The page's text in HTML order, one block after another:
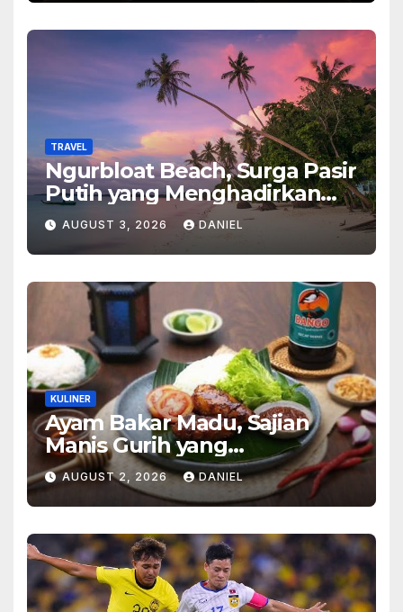
TRAVEL
Ngurbloat Beach, Surga Pasir
Putih yang Menghadirkan
Ketenangan dan Pesona
Alam Tak Terlupakan
AUGUST 3, 2026 DANIEL
KULINER
Ayam Bakar Madu, Sajian
Manis Gurih yang
Menghangatkan Suasana
Makan
AUGUST 2, 2026 DANIEL